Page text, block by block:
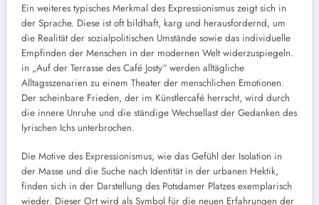
Ein weiteres typisches Merkmal des Expressionismus zeigt sich in
der Sprache. Diese ist oft bildhaft, karg und herausfordernd, um
die Realität der sozialpolitischen Umstände sowie das individuelle
Empfinden der Menschen in der modernen Welt widerzuspiegeln.
in „Auf der Terrasse des Café Josty“ werden alltägliche
Alltagsszenarien zu einem Theater der menschlichen Emotionen.
Der scheinbare Frieden, der im Künstlercafé herrscht, wird durch
die innere Unruhe und die ständige Wechsellast der Gedanken des
lyrischen Ichs unterbrochen.
Die Motive des Expressionismus, wie das Gefühl der Isolation in
der Masse und die Suche nach Identität in der urbanen Hektik,
finden sich in der Darstellung des Potsdamer Platzes exemplarisch
wieder. Dieser Ort wird als Symbol für die neuen Erfahrungen der